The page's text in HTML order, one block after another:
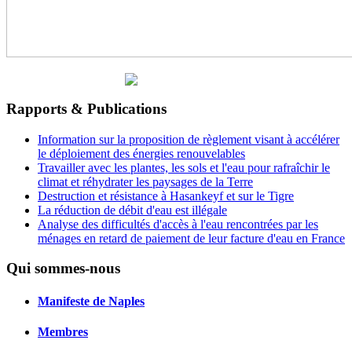
Rapports & Publications
Information sur la proposition de règlement visant à accélérer
le déploiement des énergies renouvelables
Travailler avec les plantes, les sols et l'eau pour rafraîchir le
climat et réhydrater les paysages de la Terre
Destruction et résistance à Hasankeyf et sur le Tigre
La réduction de débit d'eau est illégale
Analyse des difficultés d'accès à l'eau rencontrées par les
ménages en retard de paiement de leur facture d'eau en France
Qui sommes-nous
Manifeste de Naples
Membres